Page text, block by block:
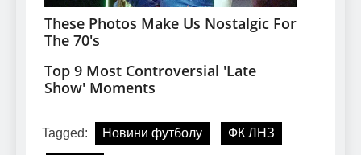
Tagged: Новини футболу ФК ЛНЗ